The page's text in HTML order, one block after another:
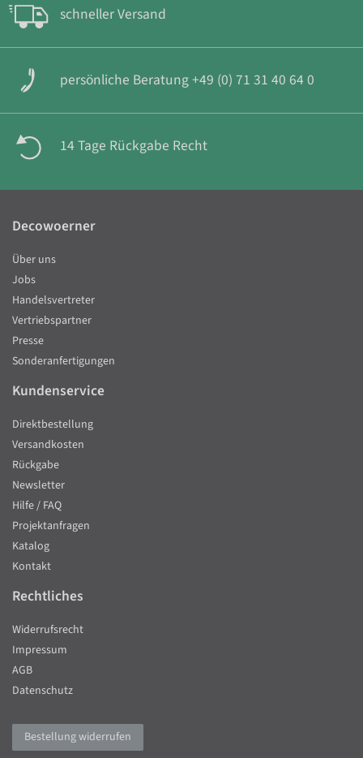
schneller Versand
persönliche Beratung +49 (0) 71 31 40 64 0
14 Tage Rückgabe Recht
Decowoerner
Über uns
Jobs
Handelsvertreter
Vertriebspartner
Presse
Sonderanfertigungen
Kundenservice
Direktbestellung
Versandkosten
Rückgabe
Newsletter
Hilfe / FAQ
Projektanfragen
Katalog
Kontakt
Rechtliches
Widerrufsrecht
Impressum
AGB
Datenschutz
Bestellung widerrufen